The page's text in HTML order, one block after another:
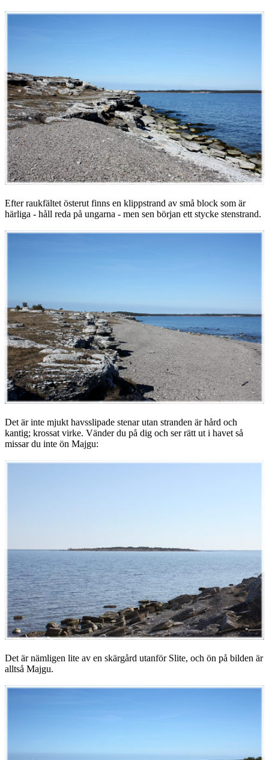
Efter raukfältet österut finns en klippstrand av små block som är
härliga - håll reda på ungarna - men sen början ett stycke stenstrand.
Det är inte mjukt havsslipade stenar utan stranden är hård och
kantig; krossat virke. Vänder du på dig och ser rätt ut i havet så
missar du inte ön Majgu:
Det är nämligen lite av en skärgård utanför Slite, och ön på bilden är
alltså Majgu.